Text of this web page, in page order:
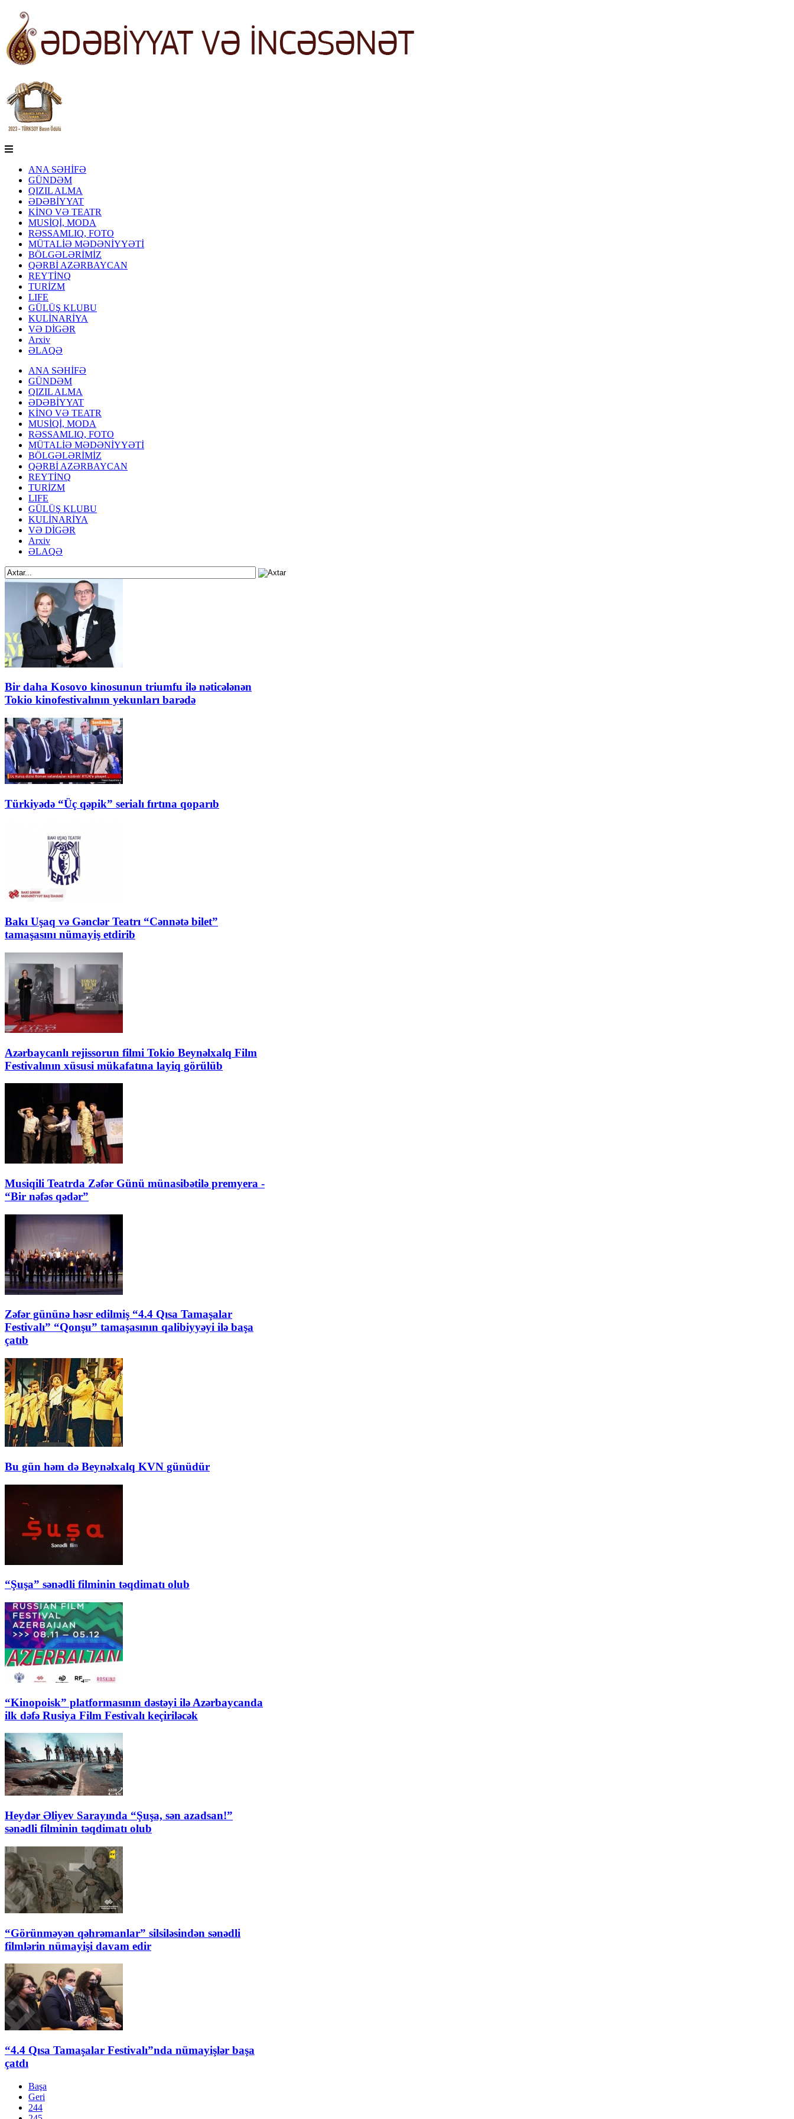
ANA SƏHİFƏ
GÜNDƏM
QIZIL ALMA
ƏDƏBİYYAT
KİNO VƏ TEATR
MUSİQİ, MODA
RƏSSAMLIQ, FOTO
MÜTALİƏ MƏDƏNİYYƏTİ
BÖLGƏLƏRİMİZ
QƏRBİ AZƏRBAYCAN
REYTİNQ
TURİZM
LIFE
GÜLÜŞ KLUBU
KULİNARİYA
VƏ DİGƏR
Arxiv
ƏLAQƏ
ANA SƏHİFƏ
GÜNDƏM
QIZIL ALMA
ƏDƏBİYYAT
KİNO VƏ TEATR
MUSİQİ, MODA
RƏSSAMLIQ, FOTO
MÜTALİƏ MƏDƏNİYYƏTİ
BÖLGƏLƏRİMİZ
QƏRBİ AZƏRBAYCAN
REYTİNQ
TURİZM
LIFE
GÜLÜŞ KLUBU
KULİNARİYA
VƏ DİGƏR
Arxiv
ƏLAQƏ
Bir daha Kosovo kinosunun triumfu ilə nəticələnən
Tokio kinofestivalının yekunları barədə
Türkiyədə “Üç qəpik” serialı fırtına qoparıb
Bakı Uşaq və Gənclər Teatrı “Cənnətə bilet”
tamaşasını nümayiş etdirib
Azərbaycanlı rejissorun filmi Tokio Beynəlxalq Film
Festivalının xüsusi mükafatına layiq görülüb
Musiqili Teatrda Zəfər Günü münasibətilə premyera -
“Bir nəfəs qədər”
Zəfər gününə həsr edilmiş “4.4 Qısa Tamaşalar
Festivalı” “Qonşu” tamaşasının qalibiyyəyi ilə başa
çatıb
Bu gün həm də Beynəlxalq KVN günüdür
“Şuşa” sənədli filminin təqdimatı olub
“Kinopoisk” platformasının dəstəyi ilə Azərbaycanda
ilk dəfə Rusiya Film Festivalı keçiriləcək
Heydər Əliyev Sarayında “Şuşa, sən azadsan!”
sənədli filminin təqdimatı olub
“Görünməyən qəhrəmanlar” silsiləsindən sənədli
filmlərin nümayişi davam edir
“4.4 Qısa Tamaşalar Festivalı”nda nümayişlər başa
çatdı
Başa
Geri
244